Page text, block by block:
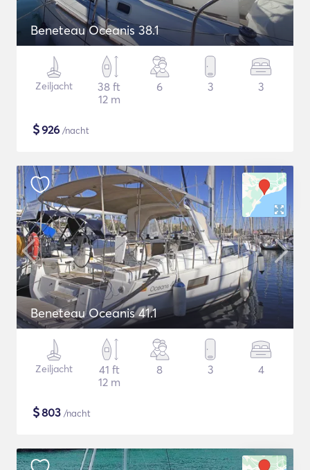
Beneteau Oceanis 38.1
Zeiljacht
38 ft
12 m
6 3 3
$926 /nacht
Beneteau Oceanis 41.1
Zeiljacht
41 ft
12 m
8 3 4
$803 /nacht